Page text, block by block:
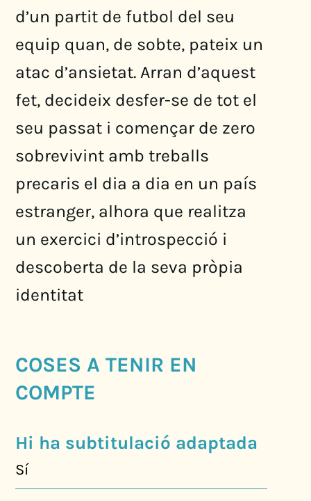
d’un partit de futbol del seu
equip quan, de sobte, pateix un
atac d’ansietat. Arran d’aquest
fet, decideix desfer-se de tot el
seu passat i començar de zero
sobrevivint amb treballs
precaris el dia a dia en un país
estranger, alhora que realitza
un exercici d’introspecció i
descoberta de la seva pròpia
identitat
COSES A TENIR EN
COMPTE
Hi ha subtitulació adaptada
Sí